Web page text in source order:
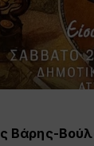
Βάρης-